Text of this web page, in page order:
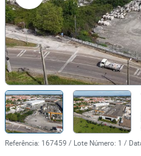
Referência: 167459 / Lote Número: 1 /